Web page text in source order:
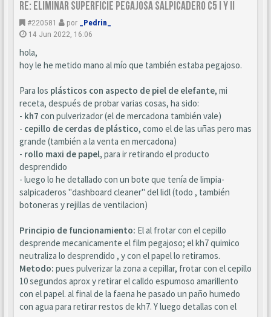
Re: Eliminar superficie pegajosa salpicadero C5 I y II
#220581 por _Pedrin_
14 Jun 2022, 16:06
hola,
hoy le he metido mano al mío que también estaba pegajoso.
Para los plásticos con aspecto de piel de elefante, mi
receta, después de probar varias cosas, ha sido:
- kh7 con pulverizador (el de mercadona también vale)
- cepillo de cerdas de plástico, como el de las uñas pero mas
grande (también a la venta en mercadona)
- rollo maxi de papel, para ir retirando el producto
desprendido
- luego lo he detallado con un bote que tenía de limpia-
salpicaderos "dashboard cleaner" del lidl (todo , también
botoneras y rejillas de ventilacion)
Principio de funcionamiento: El al frotar con el cepillo
desprende mecanicamente el film pegajoso; el kh7 quimico
neutraliza lo desprendido , y con el papel lo retiramos.
Metodo: pues pulverizar la zona a cepillar, frotar con el cepillo
10 segundos aprox y retirar el calldo espumoso amarillento
con el papel. al final de la faena he pasado un paño humedo
con agua para retirar restos de kh7. Y luego detallas con el